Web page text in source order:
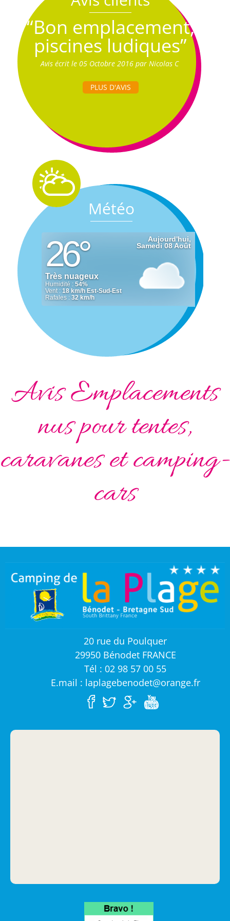
“Bon emplacement,
piscines ludiques”
Avis écrit le 05 Octobre 2016 par Nicolas C
PLUS D'AVIS
Météo
Avis Emplacements
nus pour tentes,
caravanes et camping-
cars
20 rue du Poulquer
29950 Bénodet FRANCE
Tél : 02 98 57 00 55
E.mail : laplagebenodet@orange.fr